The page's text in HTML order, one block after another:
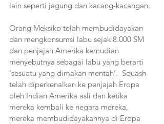
lain seperti jagung dan kacang-kacangan.
Orang Meksiko telah membudidayakan
dan mengkonsumsi labu sejak 8.000 SM
dan penjajah Amerika kemudian
menyebutnya sebagai labu yang berarti
'sesuatu yang dimakan mentah'.  Squash
telah diperkenalkan ke penjajah Eropa
oleh Indian Amerika asli dan ketika
mereka kembali ke negara mereka,
mereka membudidayakannya di Eropa